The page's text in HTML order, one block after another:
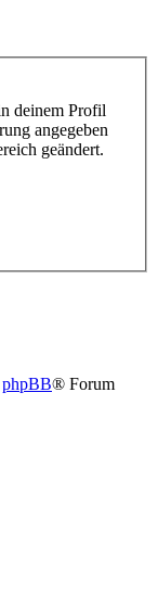
deinem Profil
angegeben
geändert.
phpBB® Forum